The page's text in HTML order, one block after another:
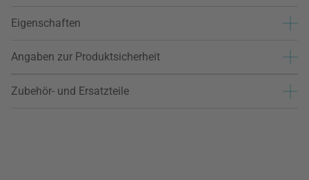
Eigenschaften
Angaben zur Produktsicherheit
Zubehör- und Ersatzteile